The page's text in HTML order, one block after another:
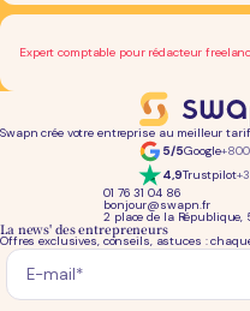
Expert comptable pour rédacteur
Swapn crée votre entreprise au meilleur
5/5Google
4,9Trustpilot
01 76 31 04 86
bonjour@swapn.fr
2 place de la
La news' des entrepreneurs
Offres exclusives, conseils, astuces :